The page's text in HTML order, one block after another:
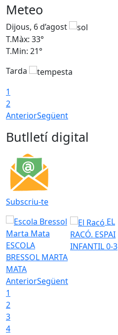
Meteo
Dijous, 6 d’agost
T.Màx: 33°
T.Min: 21°
Tarda
1
2
AnteriorSegüent
Butlletí digital
Subscriu-te
ESCOLA
BRESSOL MARTA
MATA
EL
RACÓ. ESPAI
INFANTIL 0-3
AnteriorSegüent
1
2
3
4